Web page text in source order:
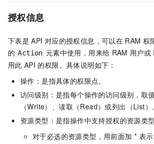
授权信息
下表是 API 对应的授权信息，可以在 RAM 权
的 Action 元素中使用，用来给 RAM 用户或
用此 API 的权限。具体说明如下：
操作：是指具体的权限点。
访问级别：是指每个操作的访问级别，取
（Write）、读取（Read）或列出（List）。
资源类型：是指操作中支持授权的资源类
对于必选的资源类型，用前面加 * 表示